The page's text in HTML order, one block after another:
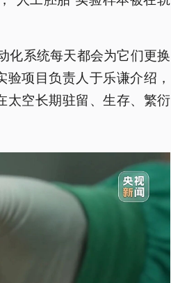
化系统每天都会为它们更换
验项目负责人于乐谦介绍，
太空长期驻留、生存、繁衍